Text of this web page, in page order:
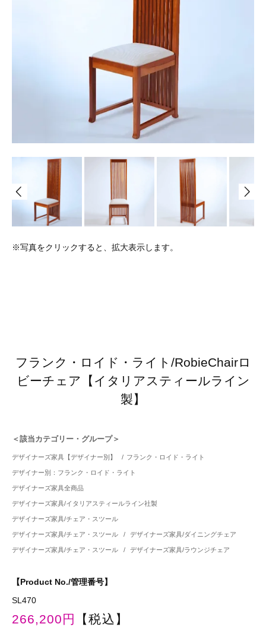
※写真をクリックすると、拡大表示します。
フランク・ロイド・ライト/RobieChairロ
ビーチェア【イタリアスティールライン
製】
＜該当カテゴリー・グループ＞
デザイナーズ家具【デザイナー別】 / フランク・ロイド・ライト
デザイナー別：フランク・ロイド・ライト
デザイナーズ家具全商品
デザイナーズ家具/イタリアスティールライン社製
デザイナーズ家具/チェア・スツール
デザイナーズ家具/チェア・スツール / デザイナーズ家具/ダイニングチェア
デザイナーズ家具/チェア・スツール / デザイナーズ家具/ラウンジチェア
【Product No./管理番号】
SL470
266,200円 【税込】